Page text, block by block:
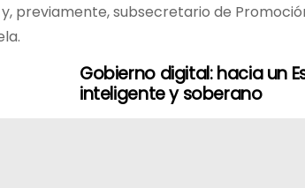
previamente, subsecretario de
Gobierno digital: hacia un
inteligente y soberano